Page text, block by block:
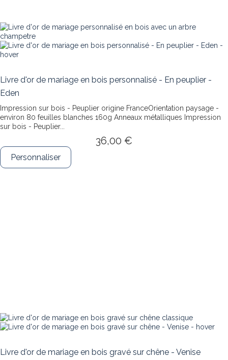
Livre d'or de mariage en bois personnalisé - En peuplier -
Eden
Impression sur bois - Peuplier origine FranceOrientation paysage -
environ 80 feuilles blanches 160g Anneaux métalliques Impression
sur bois - Peuplier...
36,00 €
Personnaliser
Livre d'or de mariage en bois gravé sur chêne - Venise